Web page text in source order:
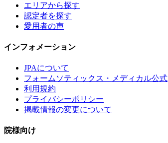
エリアから探す
認定者を探す
愛用者の声
インフォメーション
JPAについて
フォームソティックス・メディカル公式
利用規約
プライバシーポリシー
掲載情報の変更について
院様向け